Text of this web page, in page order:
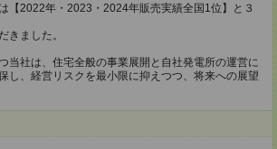
【2022年・2023・2024年販売実績全国1位】と３
きました。
当社は、住宅全般の事業展開と自社発電所の運営に
し、経営リスクを最小限に抑えつつ、将来への展望